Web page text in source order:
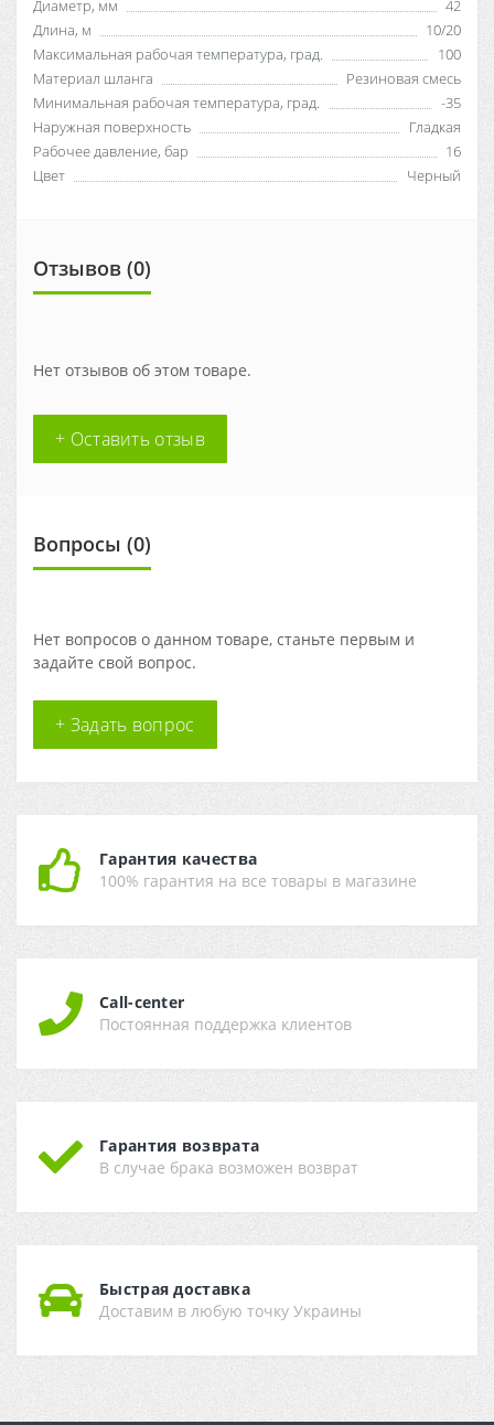
Диаметр, мм
42
Длина, м
10/20
Максимальная рабочая температура, град.
100
Материал шланга
Резиновая смесь
Минимальная рабочая температура, град.
-35
Наружная поверхность
Гладкая
Рабочее давление, бар
16
Цвет
Черный
Отзывов (0)
Нет отзывов об этом товаре.
+ Оставить отзыв
Вопросы (0)
Нет вопросов о данном товаре, станьте первым и
задайте свой вопрос.
+ Задать вопрос
Гарантия качества
100% гарантия на все товары в магазине
Call-center
Постоянная поддержка клиентов
Гарантия возврата
В случае брака возможен возврат
Быстрая доставка
Доставим в любую точку Украины